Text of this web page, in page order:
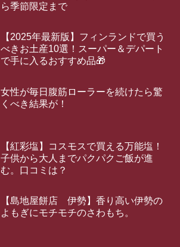
ら季節限定まで
【2025年最新版】フィンランドで買う
べきお土産10選！スーパー＆デパート
で手に入るおすすめ品🎁
女性が毎日腹筋ローラーを続けたら驚
くべき結果が！
【紅彩塩】コスモスで買える万能塩！
子供から大人までパクパクご飯が進
む。口コミは？
【島地屋餅店 伊勢】香り高い伊勢の
よもぎにモチモチのさわもち。